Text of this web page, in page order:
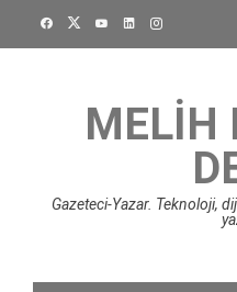
MELIH
Gazeteci-Yazar. Teknoloji,